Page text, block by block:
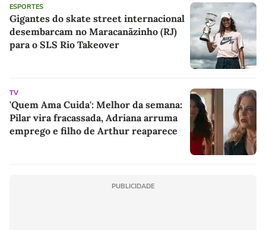
ESPORTES
Gigantes do skate street internacional
desembarcam no Maracanãzinho (RJ)
para o SLS Rio Takeover
TV
'Quem Ama Cuida': Melhor da semana:
Pilar vira fracassada, Adriana arruma
emprego e filho de Arthur reaparece
PUBLICIDADE